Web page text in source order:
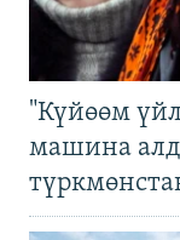
"Күйөөм
машина